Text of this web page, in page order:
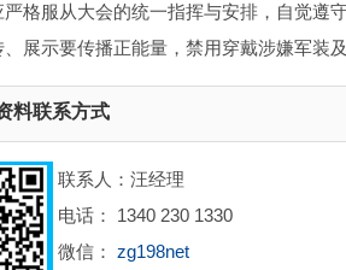
格服从大会的统一指挥与安排，自觉遵
展示要传播正能量，禁用穿戴涉嫌军装
料联系方式
联系人：汪经理
电话： 1340 230 1330
微信： zg198net